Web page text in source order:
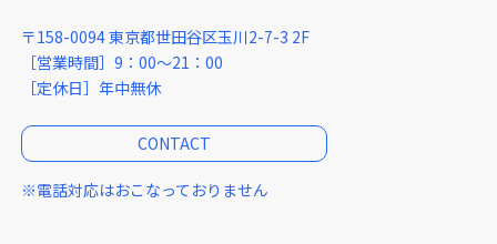
〒158-0094 東京都世田谷区玉川2-7-3 2F
［営業時間］9：00～21：00
［定休日］年中無休
CONTACT
※電話対応はおこなっておりません